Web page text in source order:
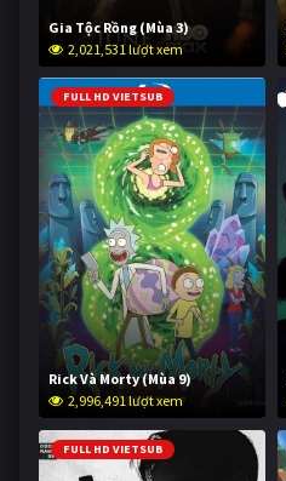
Gia Tộc Rồng (Mùa 3)
2,021,531 lượt xem
FULL HD VIETSUB
Rick Và Morty (Mùa 9)
2,996,491 lượt xem
FULL HD VIETSUB